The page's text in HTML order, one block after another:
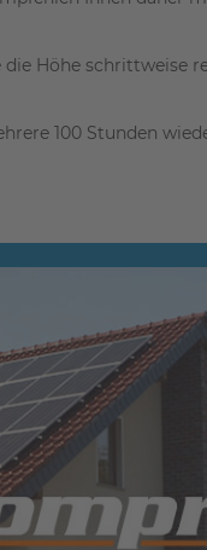
Höhe schrittweise
100 Stunden